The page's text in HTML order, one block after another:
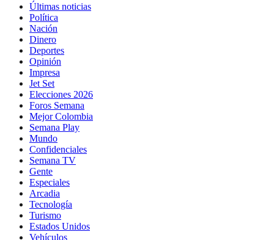
Últimas noticias
Política
Nación
Dinero
Deportes
Opinión
Impresa
Jet Set
Elecciones 2026
Foros Semana
Mejor Colombia
Semana Play
Mundo
Confidenciales
Semana TV
Gente
Especiales
Arcadia
Tecnología
Turismo
Estados Unidos
Vehículos